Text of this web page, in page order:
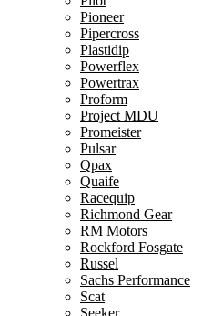
Pioneer
Pipercross
Plastidip
Powerflex
Powertrax
Proform
Project MDU
Promeister
Pulsar
Qpax
Quaife
Racequip
Richmond Gear
RM Motors
Rockford Fosgate
Russel
Sachs Performance
Scat
Seeker